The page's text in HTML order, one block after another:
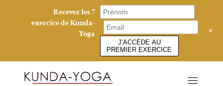
Recevez les 7
exercice de Kunda-
Yoga
J’ACCÈDE AU
PREMIER EXERCICE
+